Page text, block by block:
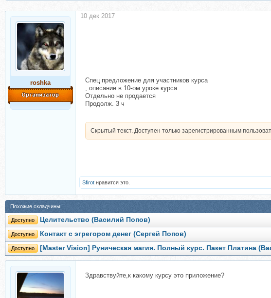
roshka
Спец предложение для участников курса
, описание в 10-ом уроке курса.
Отдельно не продается
Продолж. 3 ч
Скрытый текст. Доступен только зарегистрированным
10 дек 2017
Sfirot нравится это.
Похожие складчины
Доступно Целительство (Василий Попов)
Доступно Контакт с эгрегором денег (Сергей Попов)
Доступно [Master Vision] Руническая магия. Полный курс. Пакет Платина
Здравствуйте,к какому курсу это приложение?